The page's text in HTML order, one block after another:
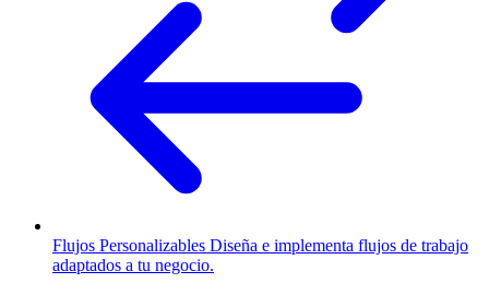
Flujos Personalizables Diseña e implementa flujos de trabajo
adaptados a tu negocio.